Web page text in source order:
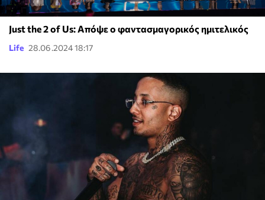
Just the 2 of Us: Απόψε ο φαντασμαγορικός ημιτελικός
Life 28.06.2024 18:17